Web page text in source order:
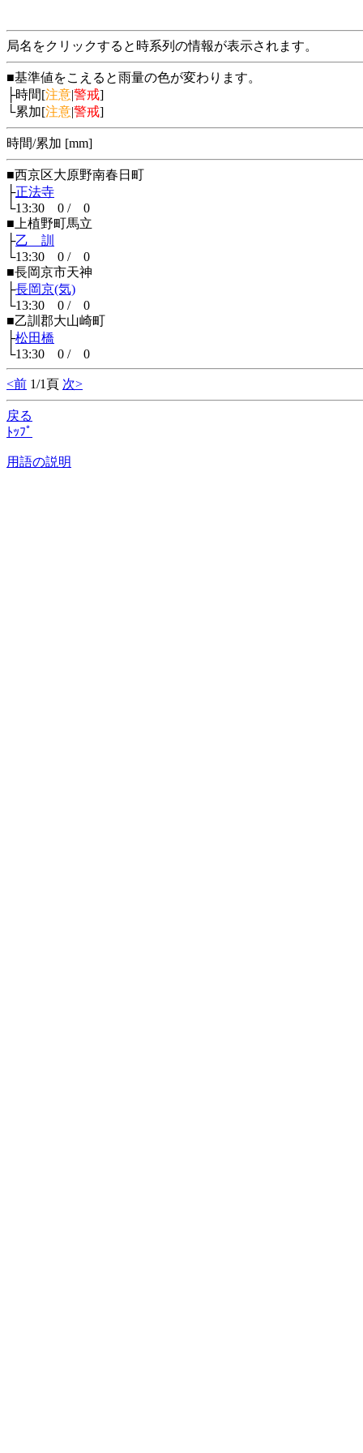
局名をクリックすると時系列の情報が表示されます。
■基準値をこえると雨量の色が変わります。
├時間[注意|警戒]
└累加[注意|警戒]
時間/累加 [mm]
■西京区大原野南春日町
├正法寺
└13:30 0 / 0
■上植野町馬立
├乙 訓
└13:30 0 / 0
■長岡京市天神
├長岡京(気)
└13:30 0 / 0
■乙訓郡大山崎町
├松田橋
└13:30 0 / 0
<前 1/1頁 次>
戻る
ﾄｯﾌﾟ
用語の説明